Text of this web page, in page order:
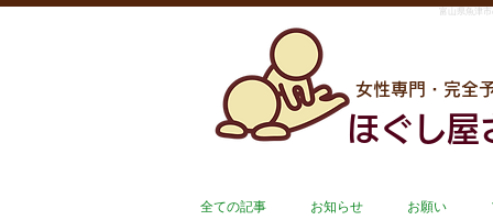
富山県魚津
ほぐし屋
女性専門・完全
全ての記事 お知らせ お願い